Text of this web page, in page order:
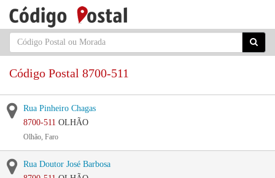
Código Postal 8700-511
Rua Pinheiro Chagas
8700-511 OLHÃO
Olhão, Faro
Rua Doutor José Barbosa